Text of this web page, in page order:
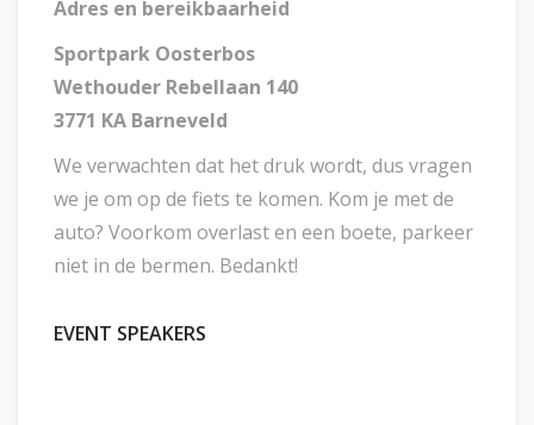
Adres en bereikbaarheid
Sportpark Oosterbos
Wethouder Rebellaan 140
3771 KA Barneveld
We verwachten dat het druk wordt, dus vragen
we je om op de fiets te komen. Kom je met de
auto? Voorkom overlast en een boete, parkeer
niet in de bermen. Bedankt!
EVENT SPEAKERS